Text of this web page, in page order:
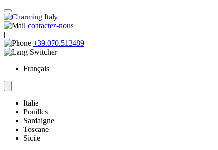
contactez-nous
|
+39.070.513489
Français
Italie
Pouilles
Sardaigne
Toscane
Sicile